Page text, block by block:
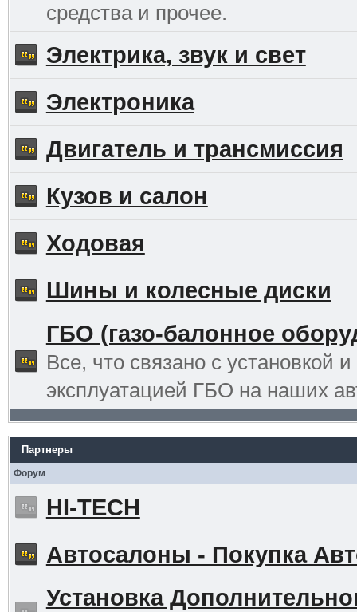
средства и прочее.
Электрика, звук и свет
Электроника
Двигатель и трансмиссия
Кузов и салон
Ходовая
Шины и колесные диски
ГБО (газо-балонное
Все, что связано с установкой и
эксплуатацией ГБО на наших
Партнеры
Форум
HI-TECH
Автосалоны - Покупка
Установка